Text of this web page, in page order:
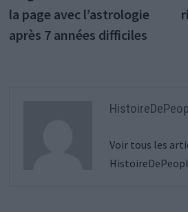
l’article
la page avec l’astrologie
après 7 années difficiles
Voir tous les